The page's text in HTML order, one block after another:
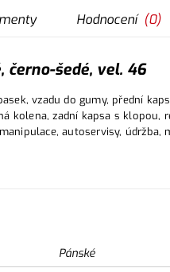
Hodnocení (0)
černo-šedé, vel. 46
vzadu do gumy, přední
kolena, zadní kapsa s klopou,
autoservisy, údržba,
Pánské